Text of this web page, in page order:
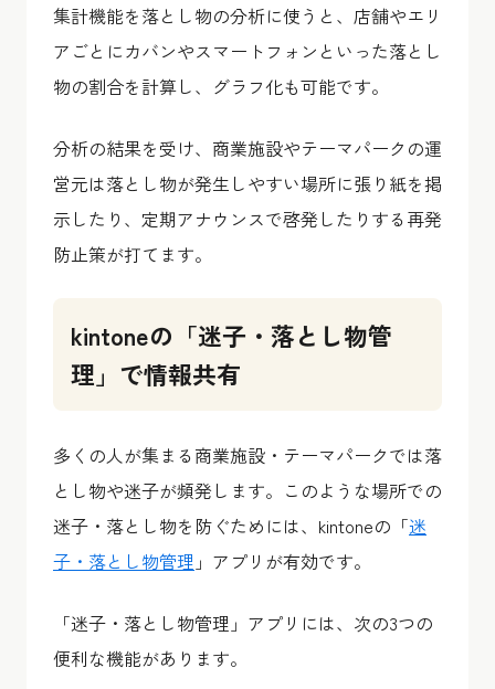
集計機能を落とし物の分析に使うと、店舗やエリ
アごとにカバンやスマートフォンといった落とし
物の割合を計算し、グラフ化も可能です。
分析の結果を受け、商業施設やテーマパークの運
営元は落とし物が発生しやすい場所に張り紙を掲
示したり、定期アナウンスで啓発したりする再発
防止策が打てます。
kintoneの「迷子・落とし物管
理」で情報共有
多くの人が集まる商業施設・テーマパークでは落
とし物や迷子が頻発します。このような場所での
迷子・落とし物を防ぐためには、kintoneの「迷
子・落とし物管理 」アプリが有効です。
「迷子・落とし物管理」アプリには、次の3つの
便利な機能があります。